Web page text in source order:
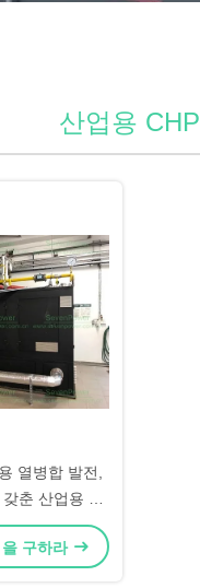
산업용 CHP
열병합 발전,
춘 산업용 열
전
구하라